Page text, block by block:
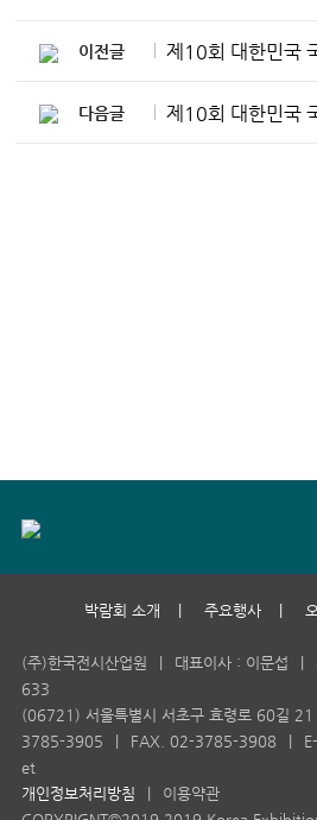
이전글 제10회 대한민국
제10회 대한민국
다음글
박람회 소개 주요행사
(주)한국전시산업원 대표이사 : 이문섭
633
(06721) 서울특별시 서초구 효령로 60길
3785-3905
FAX. 02-3785-3908
et
개인정보처리방침
이용약관